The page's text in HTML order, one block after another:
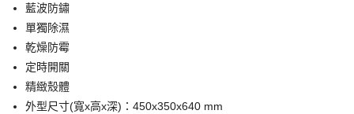
藍波防鏽
單獨除濕
乾燥防霉
定時開關
精緻殼體
外型尺寸(寬x高x深)：450x350x640 mm